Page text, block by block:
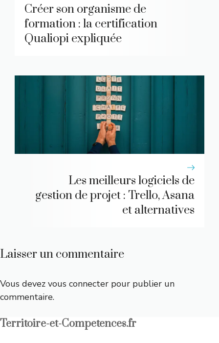
Créer son organisme de
formation : la certification
Qualiopi expliquée
Les meilleurs logiciels de
gestion de projet : Trello, Asana
et alternatives
Laisser un commentaire
Vous devez vous connecter pour publier un
commentaire.
Territoire-et-Competences.fr